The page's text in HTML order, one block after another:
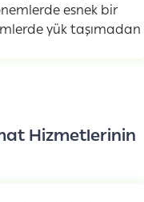
esnek bir
yük taşımadan
Hizmetlerinin